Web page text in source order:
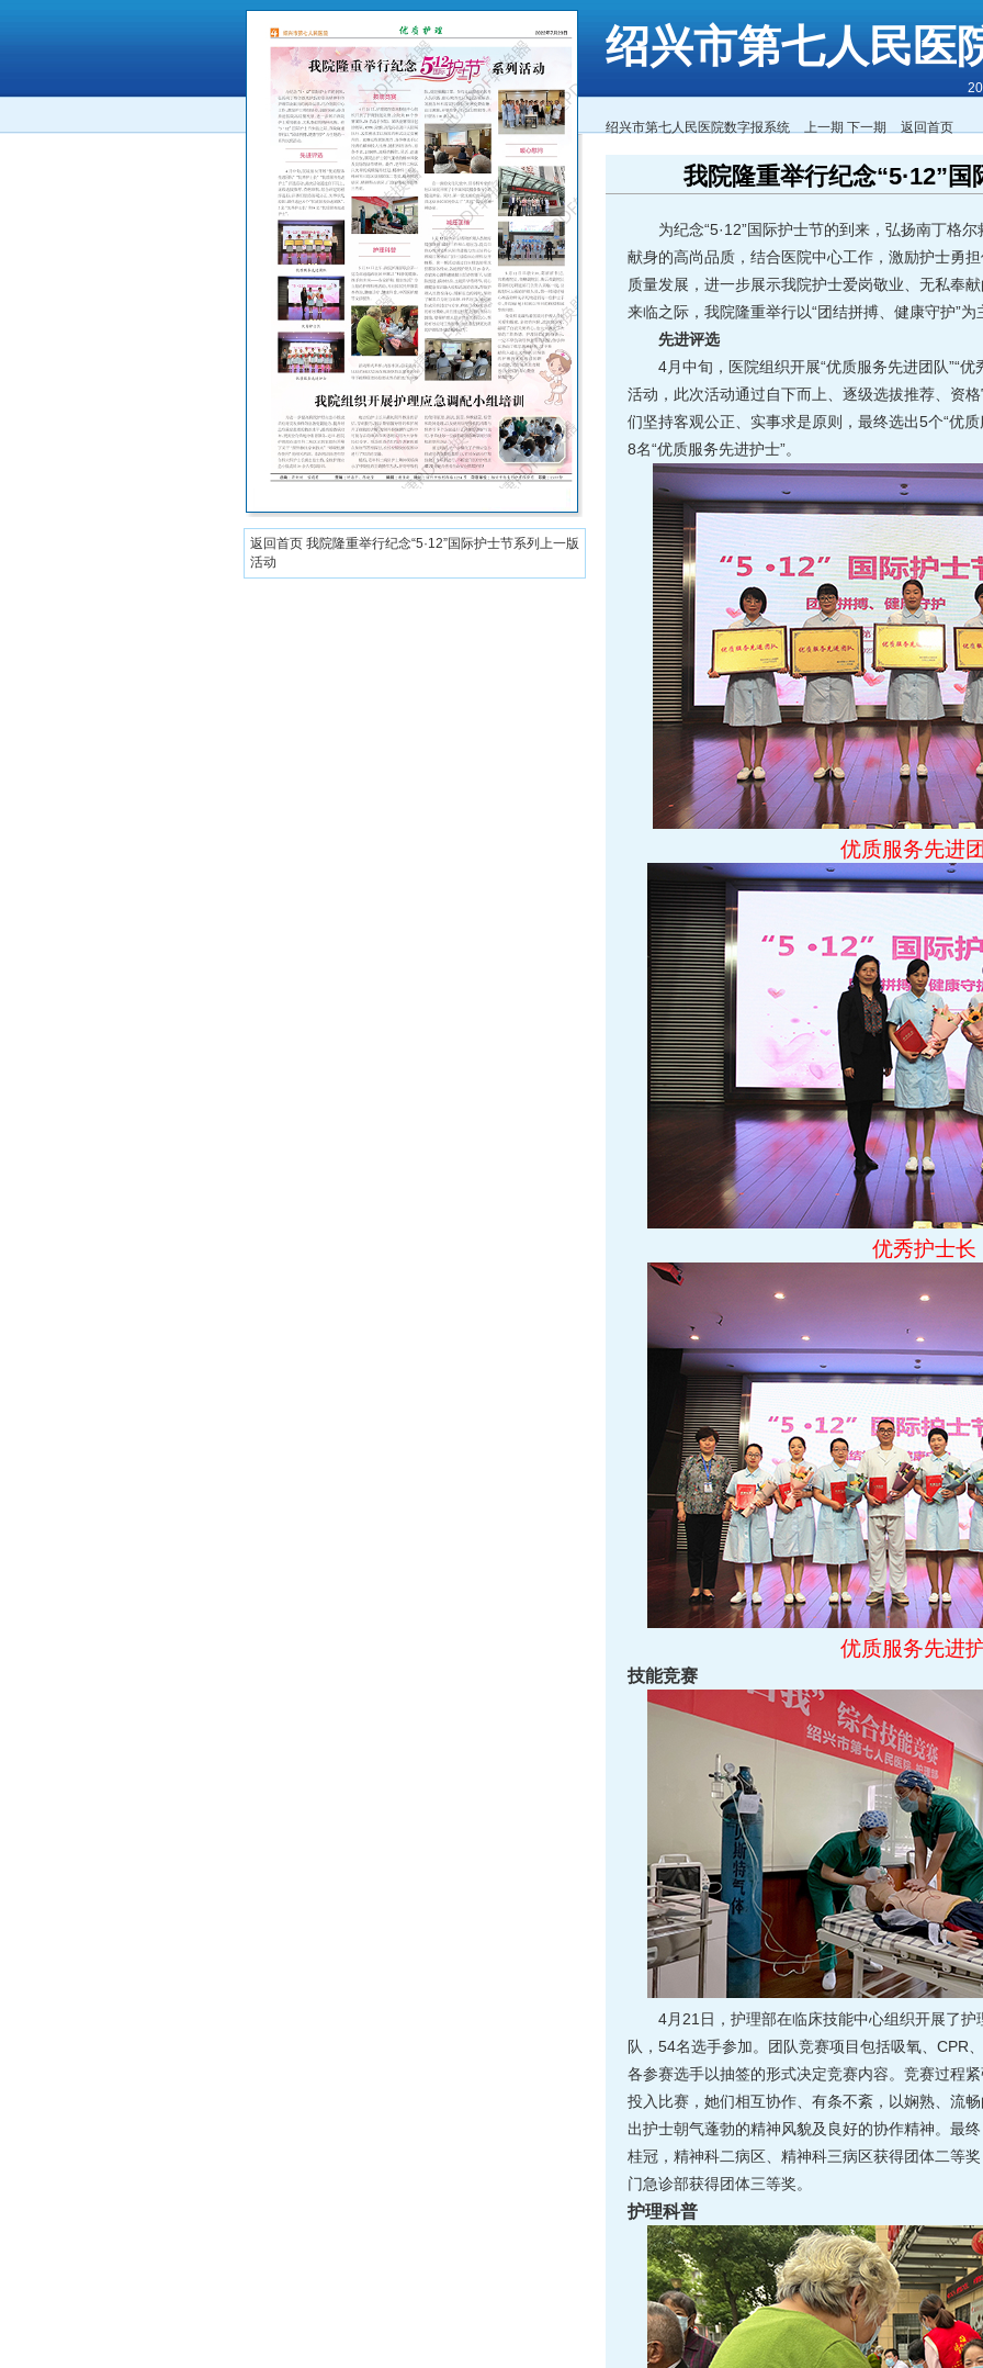
上一版
返回首页 我院隆重举行纪念“5·12”国际护士节系列
活动
绍兴市第七人民医
绍兴市第七人民医院数字报系统 上一期 下一期 返回首页
我院隆重举行纪念“5·12”
为纪念“5·12”国际护士节的到来，弘扬南丁格
献身的高尚品质，结合医院中心工作，激励护士勇
质量发展，进一步展示我院护士爱岗敬业、无私奉
来临之际，我院隆重举行以“团结拼搏、健康守护”
先进评选
4月中旬，医院组织开展“优质服务先进团队”“优
活动，此次活动通过自下而上、逐级选拔推荐、资
们坚持客观公正、实事求是原则，最终选出5个“优
8名“优质服务先进护士”。
优质服务先进
优秀护士长
优质服务先进
技能竞赛
4月21日，护理部在临床技能中心组织开展了
队，54名选手参加。团队竞赛项目包括吸氧、CPR
各参赛选手以抽签的形式决定竞赛内容。竞赛过程
投入比赛，她们相互协作、有条不紊，以娴熟、流
出护士朝气蓬勃的精神风貌及良好的协作精神。最
桂冠，精神科二病区、精神科三病区获得团体二等
门急诊部获得团体三等奖。
护理科普